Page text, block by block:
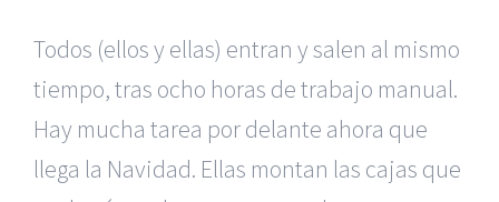
Todos (ellos y ellas) entran y salen al mismo
tiempo, tras ocho horas de trabajo manual.
Hay mucha tarea por delante ahora que
llega la Navidad. Ellas montan las cajas que